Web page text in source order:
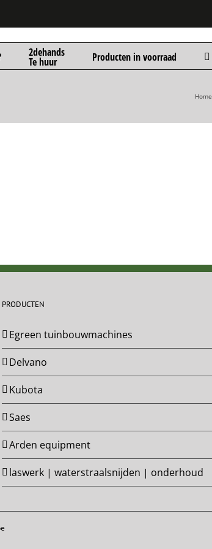
2dehands
Te huur Producten in voorraad
Home
PRODUCTEN
Egreen tuinbouwmachines
Delvano
Kubota
Saes
Arden equipment
laswerk | waterstraalsnijden | onderhoud